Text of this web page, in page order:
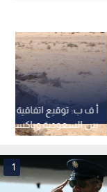
أ ف ب: توقيع اتفاقية
بين السعودية وباكستان
جدة الجمعة
1